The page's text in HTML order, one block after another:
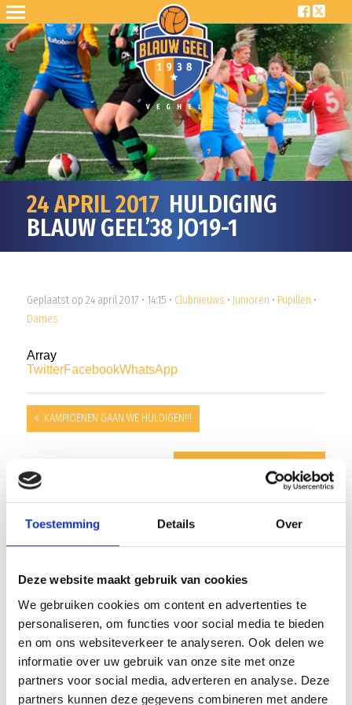
Toestemming Details Over
Deze website maakt gebruik van cookies
We gebruiken cookies om content en advertenties te
personaliseren, om functies voor social media te bieden
en om ons websiteverkeer te analyseren. Ook delen we
informatie over uw gebruik van onze site met onze
partners voor social media, adverteren en analyse. Deze
partners kunnen deze gegevens combineren met andere
24 APRIL 2017 HULDIGING
BLAUW GEEL’38 JO19-1
Geplaatst op 24 april 2017 • 14:15 • Clubnieuws • Junioren • Pupillen •
Dames
Array
TwitterFacebookWhatsApp
KAMPIOENEN GAAN WE HULDIGEN!!!
AANMELDEN LID
RECENT NIEUWS